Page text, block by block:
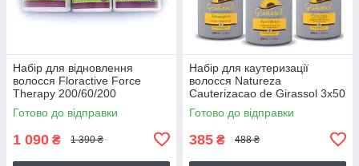
Набір для відновлення
волосся Floractive Force
Therapy 200/60/200
Готово до відправки
1 090 ₴ 1 390 ₴
Набір для каутеризації
волосся Natureza
Cauterizacao de Girassol 3х50
г (розлив)
Готово до відправки
385 ₴ 488 ₴